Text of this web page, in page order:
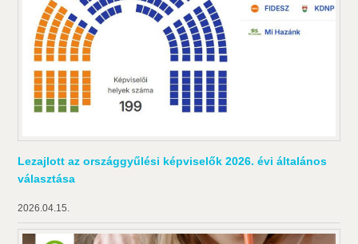
Lezajlott az országgyűlési képviselők 2026. évi általános
választása
2026.04.15.